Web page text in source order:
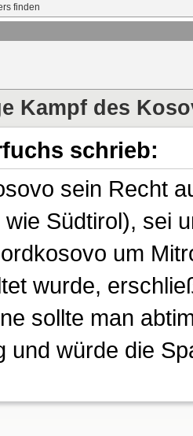
Kampf des
schrieb:
sein Recht
Südtirol), sei
um
wurde,
sollte man
und würde die